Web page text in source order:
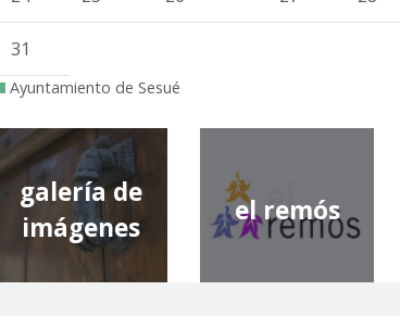
31
Ayuntamiento de Sesué
galería de
imágenes
el remós